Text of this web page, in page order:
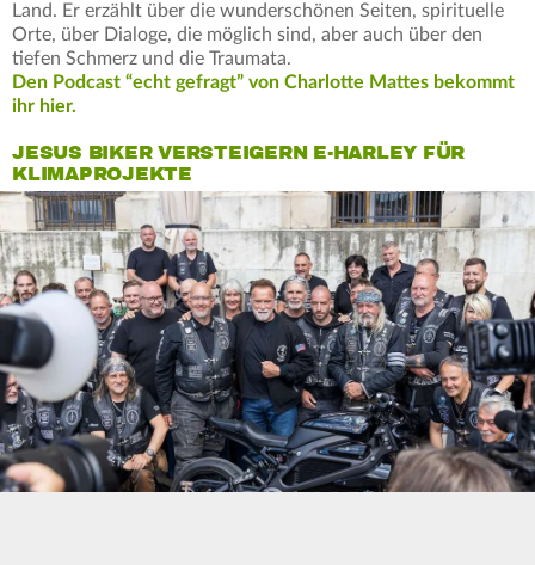
Land. Er erzählt über die wunderschönen Seiten, spirituelle
Orte, über Dialoge, die möglich sind, aber auch über den
tiefen Schmerz und die Traumata.
Den Podcast “echt gefragt” von Charlotte Mattes bekommt
ihr hier.
JESUS BIKER VERSTEIGERN E-HARLEY FÜR
KLIMAPROJEKTE